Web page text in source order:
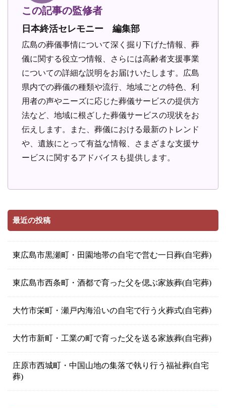
この記事の監修者
日本終活セレモニー 編集部
広島の葬儀事情について深く掘り下げた情報、葬
儀に関する役立つ情報、さらには高齢者支援事業
についての詳細な説明をお届けいたします。広島
県内での葬儀の種類や流行、地域ごとの特色、利
用者の声やニーズに応じた葬儀サービスの提供方
法など、地域に根ざした葬儀サービスの現状をお
伝えします。また、葬儀における最新のトレンド
や、遺族にとって有益な情報、さまざまな支援サ
ービスに関するアドバイスも提供します。
最近の投稿
東広島市黒瀬町・田園地帯の自宅で営む一日葬(自宅葬)
東広島市西条町・酒都で育った父を偲ぶ家族葬(自宅葬)
大竹市栄町・瀬戸内海沿いの自宅で行う火葬式(自宅葬)
大竹市新町・工業の町で育った父を送る家族葬(自宅葬)
庄原市西城町・中国山地の集落で執り行う福祉葬(自宅
葬)